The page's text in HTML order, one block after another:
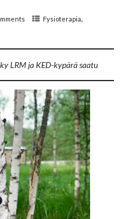
Fysioterapia,
LRM ja KED-kypärä saatu